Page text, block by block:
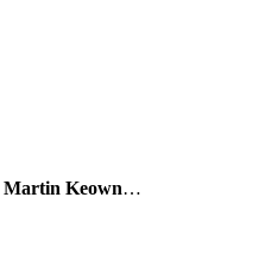
Martin Keown…